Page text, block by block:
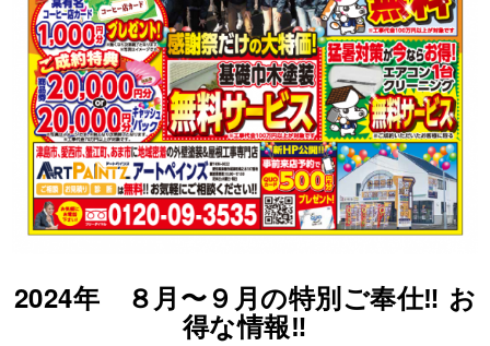
2024年 ８月〜９月の特別ご奉仕‼️ お
得な情報‼️